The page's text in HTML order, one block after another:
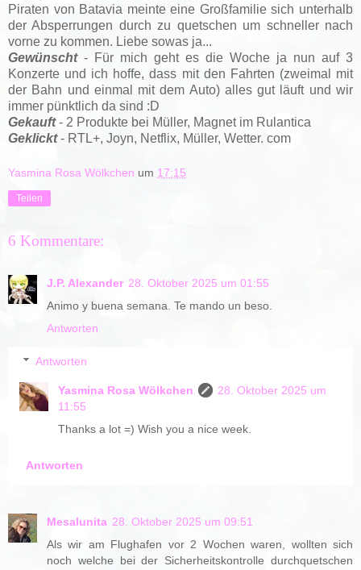
Piraten von Batavia meinte eine Großfamilie sich unterhalb
der Absperrungen durch zu quetschen um schneller nach
vorne zu kommen. Liebe sowas ja...
Gewünscht- Für mich geht es die Woche ja nun auf 3
Konzerte und ich hoffe, dass mit den Fahrten (zweimal mit
der Bahn und einmal mit dem Auto) alles gut läuft und wir
immer pünktlich da sind :D
Gekauft- 2 Produkte bei Müller, Magnet im Rulantica
Geklickt- RTL+, Joyn, Netflix, Müller, Wetter. com
Yasmina Rosa Wölkchen um 17:15
Teilen
6 Kommentare:
J.P. Alexander 28. Oktober 2025 um 01:55
Animo y buena semana. Te mando un beso.
Antworten
Antworten
Yasmina Rosa Wölkchen
28. Oktober 2025 um
11:55
Thanks a lot =) Wish you a nice week.
Antworten
Mesalunita 28. Oktober 2025 um 09:51
Als wir am Flughafen vor 2 Wochen waren, wollten sich
noch welche bei der Sicherheitskontrolle durchquetschen